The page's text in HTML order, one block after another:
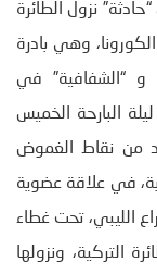
نزول الطائرة
وهي بادرة
و “الشفافية” في
البارحة الخميس
من نقاط الغموض
في علاقة عضوية
الليبي، تحت غطاء
التركية، ونزولها